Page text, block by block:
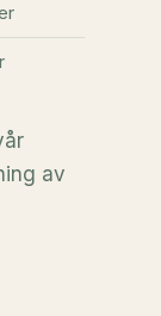
av